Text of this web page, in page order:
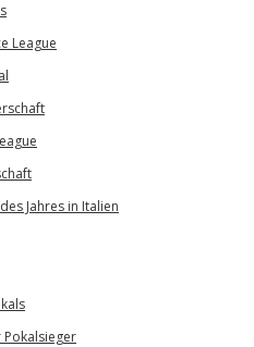
League
Jahres in Italien